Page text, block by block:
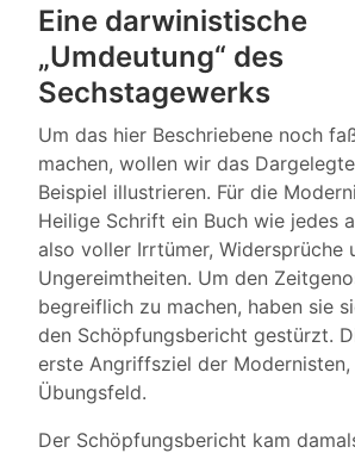
Eine darwinistische
„Umdeutung“ des
Sechstagewerks
Um das hier Beschriebene noch
machen, wollen wir das
Beispiel illustrieren. Für die
Heilige Schrift ein Buch wie jedes
also voller Irrtümer, Widersprüche
Ungereimtheiten. Um den
begreiflich zu machen, haben sie
den Schöpfungsbericht gestürzt.
erste Angriffsziel der
Übungsfeld.
Der Schöpfungsbericht kam